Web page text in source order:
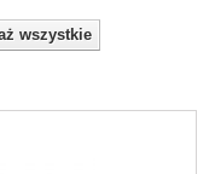
wszystkie